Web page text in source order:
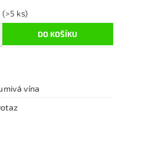
(>5 ks)
vína